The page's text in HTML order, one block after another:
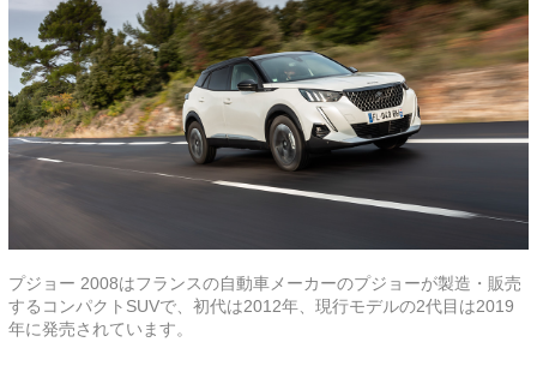
プジョー 2008はフランスの自動車メーカーのプジョーが製造・販売
するコンパクトSUVで、初代は2012年、現行モデルの2代目は2019
年に発売されています。